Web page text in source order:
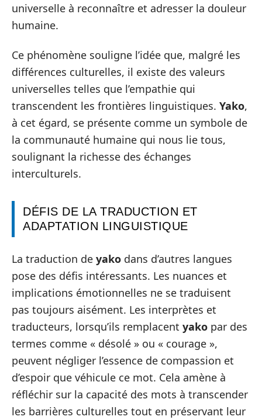
universelle à reconnaître et adresser la douleur
humaine.
Ce phénomène souligne l’idée que, malgré les
différences culturelles, il existe des valeurs
universelles telles que l’empathie qui
transcendent les frontières linguistiques. Yako,
à cet égard, se présente comme un symbole de
la communauté humaine qui nous lie tous,
soulignant la richesse des échanges
interculturels.
DÉFIS DE LA TRADUCTION ET
ADAPTATION LINGUISTIQUE
La traduction de yako dans d’autres langues
pose des défis intéressants. Les nuances et
implications émotionnelles ne se traduisent
pas toujours aisément. Les interprètes et
traducteurs, lorsqu’ils remplacent yako par des
termes comme « désolé » ou « courage »,
peuvent négliger l’essence de compassion et
d’espoir que véhicule ce mot. Cela amène à
réfléchir sur la capacité des mots à transcender
les barrières culturelles tout en préservant leur